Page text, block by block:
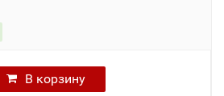
В корзину